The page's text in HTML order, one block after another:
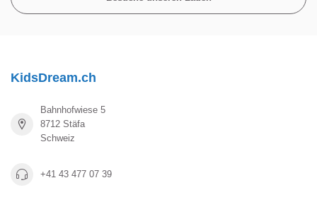
KidsDream.ch
Bahnhofwiese 5
8712 Stäfa
Schweiz
+41 43 477 07 39